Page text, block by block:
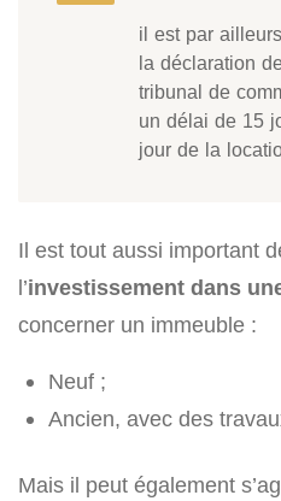
il est par
la déclaration
tribunal de
un délai de 15
jour de la
Il est tout aussi important
l’investissement dans
concerner un immeuble :
Neuf ;
Ancien, avec des
Mais il peut également